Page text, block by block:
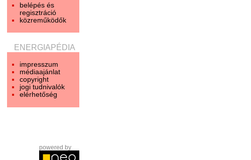
belépés és
regisztráció
közreműködők
ENERGIAPÉDIA
impresszum
médiaajánlat
copyright
jogi tudnivalók
elérhetőség
powered by